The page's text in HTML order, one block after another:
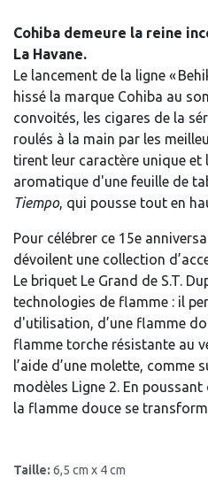
Cohiba demeure la reine
La Havane.
Le lancement de la ligne «
hissé la marque Cohiba au
convoités, les cigares de la
roulés à la main par les
tirent leur caractère unique
aromatique d'une feuille de
Tiempo, qui pousse tout en
Pour célébrer ce 15e
dévoilent une collection
Le briquet Le Grand de S.T.
technologies de flamme : il
d'utilisation, d’une flamme
flamme torche résistante au
l’aide d’une molette, comme
modèles Ligne 2. En
la flamme douce se
Taille: 6,5 cm x 4 cm